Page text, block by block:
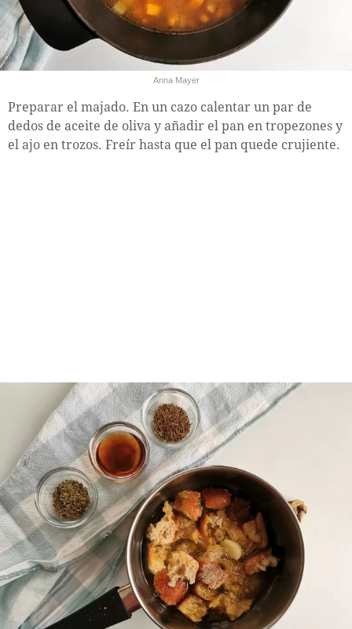
Anna Mayer
Preparar el majado. En un cazo calentar un par de
dedos de aceite de oliva y añadir el pan en tropezones y
el ajo en trozos. Freír hasta que el pan quede crujiente.